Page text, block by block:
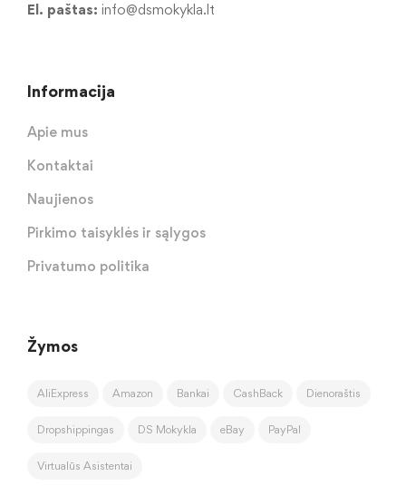
El. paštas: info@dsmokykla.lt
Informacija
Apie mus
Kontaktai
Naujienos
Pirkimo taisyklės ir sąlygos
Privatumo politika
Žymos
AliExpress Amazon Bankai CashBack Dienoraštis
Dropshippingas DS Mokykla eBay PayPal
Virtualūs Asistentai